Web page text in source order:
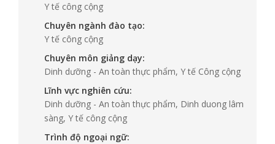
Y tế công cộng
Chuyên ngành đào tạo:
Y tế công cộng
Chuyên môn giảng dạy:
Dinh dưỡng - An toàn thực phẩm, Y tế Công cộng
Lĩnh vực nghiên cứu:
Dinh dưỡng - An toàn thực phẩm, Dinh duong lâm
sàng, Y tế công cộng
Trình độ ngoại ngữ: